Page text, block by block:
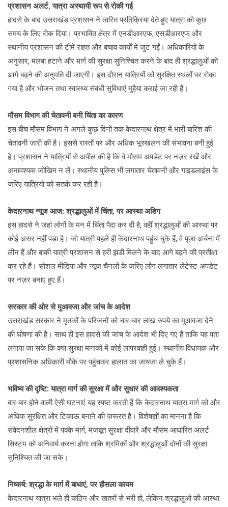
प्रशासन अलर्ट, यात्रा अस्थायी रूप से रोकी गई
हादसे के बाद उत्तराखंड प्रशासन ने त्वरित प्रतिक्रिया देते हुए यात्रा को कुछ
समय के लिए रोक दिया। प्रभावित क्षेत्र में एनडीआरएफ, एसडीआरएफ और
स्थानीय प्रशासन की टीमें राहत और बचाव कार्यों में जुट गईं। अधिकारियों के
अनुसार, मलबा हटाने और मार्ग की सुरक्षा सुनिश्चित करने के बाद ही श्रद्धालुओं को
आगे बढ़ने की अनुमति दी जाएगी। इस दौरान यात्रियों को सुरक्षित स्थलों पर रोका
गया है और भोजन तथा स्वास्थ्य संबंधी सुविधाएं मुहैया कराई जा रही हैं।
मौसम विभाग की चेतावनी बनी चिंता का कारण
इस बीच मौसम विभाग ने अगले कुछ दिनों तक केदारनाथ क्षेत्र में भारी बारिश की
चेतावनी जारी की है। इससे रास्तों पर और अधिक भूस्खलन की संभावना बनी हुई
है। प्रशासन ने यात्रियों से अपील की है कि वे मौसम अपडेट पर नज़र रखें और
अनावश्यक जोखिम न लें। स्थानीय पुलिस भी लगातार चेतावनी और गाइडलाइंस के
जरिए यात्रियों को सतर्क कर रही है।
केदारनाथ न्यूज आज: श्रद्धालुओं में चिंता, पर आस्था अडिग
इस हादसे ने जहां लोगों के मन में चिंता पैदा कर दी है, वहीं श्रद्धालुओं की आस्था पर
कोई असर नहीं पड़ा है। जो यात्री पहले ही केदारनाथ पहुंच चुके हैं, वे पूजा-अर्चना में
लीन हैं और बाकी यात्री प्रशासन से हरी झंडी मिलने के बाद आगे बढ़ने की प्रतीक्षा
कर रहे हैं। सोशल मीडिया और न्यूज चैनलों के जरिए लोग लगातार लेटेस्ट अपडेट
पर नज़र बनाए हुए हैं।
सरकार की ओर से मुआवजा और जांच के आदेश
उत्तराखंड सरकार ने मृतकों के परिजनों को चार-चार लाख रुपये का मुआवजा देने
की घोषणा की है। साथ ही इस हादसे की जांच के आदेश भी दिए गए हैं ताकि यह पता
लगाया जा सके कि क्या सुरक्षा मानकों में कोई लापरवाही हुई। स्थानीय विधायक और
प्रशासनिक अधिकारी मौके पर पहुंचकर हालात का जायजा ले चुके हैं।
भविष्य की दृष्टि: यात्रा मार्ग की सुरक्षा में और सुधार की आवश्यकता
बार-बार होने वाली ऐसी घटनाएं यह स्पष्ट करती हैं कि केदारनाथ यात्रा मार्ग को और
अधिक सुरक्षित और टिकाऊ बनाने की ज़रूरत है। विशेषज्ञों का मानना है कि
संवेदनशील क्षेत्रों में पक्के मार्ग, मजबूत सुरक्षा दीवारें और मौसम आधारित अलर्ट
सिस्टम को अनिवार्य करना होगा ताकि श्रमिकों और श्रद्धालुओं दोनों की सुरक्षा
सुनिश्चित की जा सके।
निष्कर्ष: श्रद्धा के मार्ग में बाधाएं, पर हौसला कायम
केदारनाथ यात्रा भले ही कठिन और खतरों से भरी हो, लेकिन श्रद्धालुओं की आस्था